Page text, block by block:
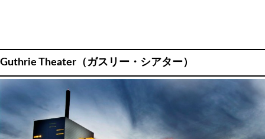
Guthrie Theater（ガスリー・シアター）